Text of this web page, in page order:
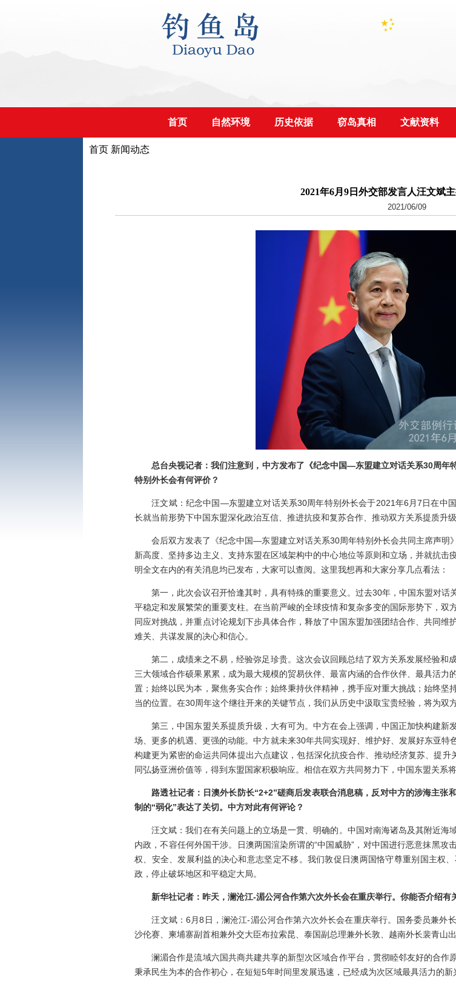
首页 自然环境 历史依据 窃岛真相 文献资料
首页 新闻动态
2021年6月9日外交部发言人汪文斌
2021/06/09
总台央视记者：我们注意到，中方发布了《纪念中国—东盟建立对话关系30周年
特别外长会有何评价？
汪文斌：纪念中国—东盟建立对话关系30周年特别外长会于2021年6月7日在中国
长就当前形势下中国东盟深化政治互信、推进抗疫和复苏合作、推动双方关系提质升
会后双方发表了《纪念中国—东盟建立对话关系30周年特别外长会共同主席声明
新高度、坚持多边主义、支持东盟在区域架构中的中心地位等原则和立场，并就抗
明全文在内的有关消息均已发布，大家可以查阅。这里我想再和大家分享几点看法：
第一，此次会议召开恰逢其时，具有特殊的重要意义。过去30年，中国东盟对话
平稳定和发展繁荣的重要支柱。在当前严峻的全球疫情和复杂多变的国际形势下，
同应对挑战，并重点讨论规划下步具体合作，释放了中国东盟加强团结合作、共同
难关、共谋发展的决心和信心。
第二，成绩来之不易，经验弥足珍贵。这次会议回顾总结了双方关系发展经验和
三大领域合作硕果累累，成为最大规模的贸易伙伴、最富内涵的合作伙伴、最具活
置；始终以民为本，聚焦务实合作；始终秉持伙伴精神，携手应对重大挑战；始终
当的位置。在30周年这个继往开来的关键节点，我们从历史中汲取宝贵经验，将为双
第三，中国东盟关系提质升级，大有可为。中方在会上强调，中国正加快构建新
场、更多的机遇、更强的动能。中方就未来30年共同实现好、维护好、发展好东亚特
构建更为紧密的命运共同体提出六点建议，包括深化抗疫合作、推动经济复苏、提
同弘扬亚洲价值等，得到东盟国家积极响应。相信在双方共同努力下，中国东盟关系
路透社记者：日澳外长防长“2+2”磋商后发表联合消息稿 ，反对中方的涉海主张
制 的“弱化”表达了关切。中方对此有何评论？
汪文斌：我们在有关问题上的立场是一贯、明确的。中国对南海诸岛及其附近海
内政，不容任何外国干涉。日澳两国渲染所谓的“中国威胁”，对中国进行恶意抹黑
权、安全、发展利益的决心和意志坚定不移。我们敦促日澳两国恪守尊重别国主权
政，停止破坏地区和平稳定大局。
新华社记者： 昨天，澜沧江-湄公河合作第六次外长会在重庆举行。你能否介绍有
汪文斌：6月8日，澜沧江-湄公河合作第六次外长会在重庆举行。国务委员兼外
沙伦赛、柬埔寨副首相兼外交大臣布拉索昆、泰国副总理兼外长敦、越南外长裴青山
澜湄合作是流域六国共商共建共享的新型次区域合作平台，贯彻睦邻友好的合作
秉承民生为本的合作初心，在短短5年时间里发展迅速，已经成为次区域最具活力的新